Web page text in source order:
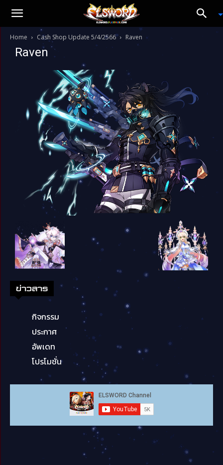
Home Cash Shop Update 5/4/2566 Raven
Raven
ข่าวสาร
กิจกรรม
ประกาศ
อัพเดท
โปรโมชั่น